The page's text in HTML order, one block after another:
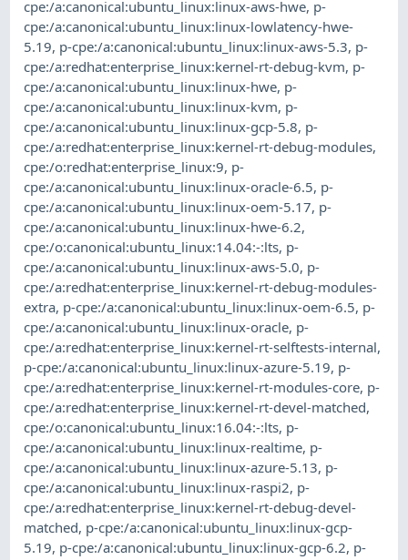
cpe:/a:canonical:ubuntu_linux:linux-aws-hwe, p-
cpe:/a:canonical:ubuntu_linux:linux-lowlatency-hwe-
5.19, p-cpe:/a:canonical:ubuntu_linux:linux-aws-5.3, p-
cpe:/a:redhat:enterprise_linux:kernel-rt-debug-kvm, p-
cpe:/a:canonical:ubuntu_linux:linux-hwe, p-
cpe:/a:canonical:ubuntu_linux:linux-kvm, p-
cpe:/a:canonical:ubuntu_linux:linux-gcp-5.8, p-
cpe:/a:redhat:enterprise_linux:kernel-rt-debug-modules,
cpe:/o:redhat:enterprise_linux:9, p-
cpe:/a:canonical:ubuntu_linux:linux-oracle-6.5, p-
cpe:/a:canonical:ubuntu_linux:linux-oem-5.17, p-
cpe:/a:canonical:ubuntu_linux:linux-hwe-6.2,
cpe:/o:canonical:ubuntu_linux:14.04:-:lts, p-
cpe:/a:canonical:ubuntu_linux:linux-aws-5.0, p-
cpe:/a:redhat:enterprise_linux:kernel-rt-debug-modules-
extra, p-cpe:/a:canonical:ubuntu_linux:linux-oem-6.5, p-
cpe:/a:canonical:ubuntu_linux:linux-oracle, p-
cpe:/a:redhat:enterprise_linux:kernel-rt-selftests-internal,
p-cpe:/a:canonical:ubuntu_linux:linux-azure-5.19, p-
cpe:/a:redhat:enterprise_linux:kernel-rt-modules-core, p-
cpe:/a:redhat:enterprise_linux:kernel-rt-devel-matched,
cpe:/o:canonical:ubuntu_linux:16.04:-:lts, p-
cpe:/a:canonical:ubuntu_linux:linux-realtime, p-
cpe:/a:canonical:ubuntu_linux:linux-azure-5.13, p-
cpe:/a:canonical:ubuntu_linux:linux-raspi2, p-
cpe:/a:redhat:enterprise_linux:kernel-rt-debug-devel-
matched, p-cpe:/a:canonical:ubuntu_linux:linux-gcp-
5.19, p-cpe:/a:canonical:ubuntu_linux:linux-gcp-6.2, p-